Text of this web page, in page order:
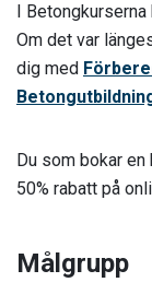
I
Om det var
dig med
Du som bokar
50% rabatt på
Målgrupp